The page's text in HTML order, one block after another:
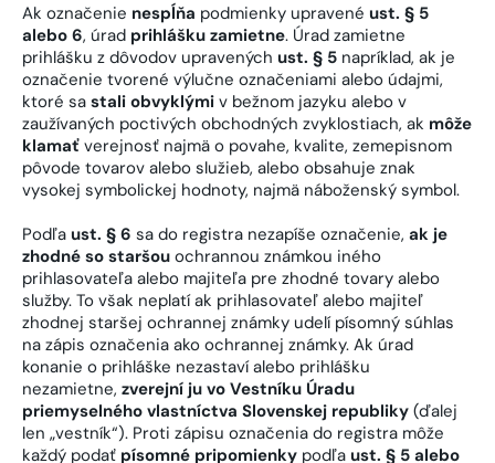
Ak označenie nespĺňa podmienky upravené ust. § 5
alebo 6, úrad prihlášku zamietne. Úrad zamietne
prihlášku z dôvodov upravených ust. § 5 napríklad, ak je
označenie tvorené výlučne označeniami alebo údajmi,
ktoré sa stali obvyklými v bežnom jazyku alebo v
zaužívaných poctivých obchodných zvyklostiach, ak môže
klamať verejnosť najmä o povahe, kvalite, zemepisnom
pôvode tovarov alebo služieb, alebo obsahuje znak
vysokej symbolickej hodnoty, najmä náboženský symbol.
Podľa ust. § 6 sa do registra nezapíše označenie, ak je
zhodné so staršou ochrannou známkou iného
prihlasovateľa alebo majiteľa pre zhodné tovary alebo
služby. To však neplatí ak prihlasovateľ alebo majiteľ
zhodnej staršej ochrannej známky udelí písomný súhlas
na zápis označenia ako ochrannej známky. Ak úrad
konanie o prihláške nezastaví alebo prihlášku
nezamietne, zverejní ju vo Vestníku Úradu
priemyselného vlastníctva Slovenskej republiky (ďalej
len „vestník“). Proti zápisu označenia do registra môže
každý podať písomné pripomienky podľa ust. § 5 alebo